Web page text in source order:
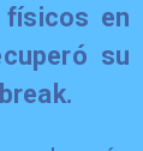
físicos en
su